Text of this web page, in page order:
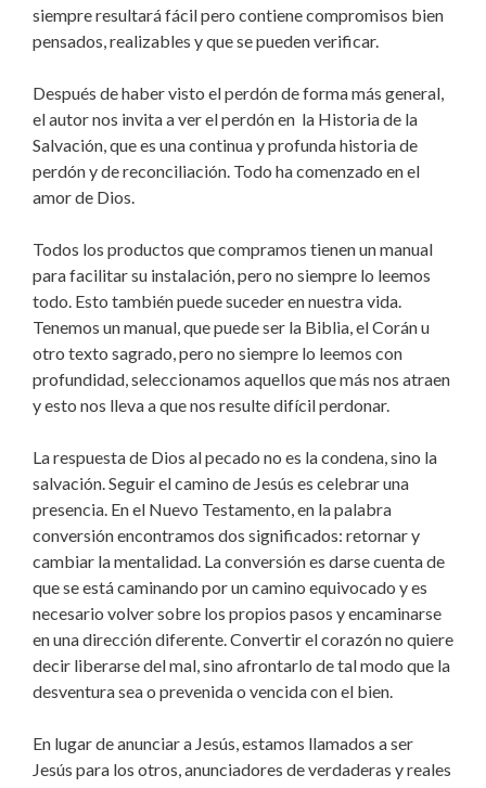
siempre resultará fácil pero contiene compromisos bien
pensados, realizables y que se pueden verificar.
Después de haber visto el perdón de forma más general,
el autor nos invita a ver el perdón en la Historia de la
Salvación, que es una continua y profunda historia de
perdón y de reconciliación. Todo ha comenzado en el
amor de Dios.
Todos los productos que compramos tienen un manual
para facilitar su instalación, pero no siempre lo leemos
todo. Esto también puede suceder en nuestra vida.
Tenemos un manual, que puede ser la Biblia, el Corán u
otro texto sagrado, pero no siempre lo leemos con
profundidad, seleccionamos aquellos que más nos atraen
y esto nos lleva a que nos resulte difícil perdonar.
La respuesta de Dios al pecado no es la condena, sino la
salvación. Seguir el camino de Jesús es celebrar una
presencia. En el Nuevo Testamento, en la palabra
conversión encontramos dos significados: retornar y
cambiar la mentalidad. La conversión es darse cuenta de
que se está caminando por un camino equivocado y es
necesario volver sobre los propios pasos y encaminarse
en una dirección diferente. Convertir el corazón no quiere
decir liberarse del mal, sino afrontarlo de tal modo que la
desventura sea o prevenida o vencida con el bien.
En lugar de anunciar a Jesús, estamos llamados a ser
Jesús para los otros, anunciadores de verdaderas y reales